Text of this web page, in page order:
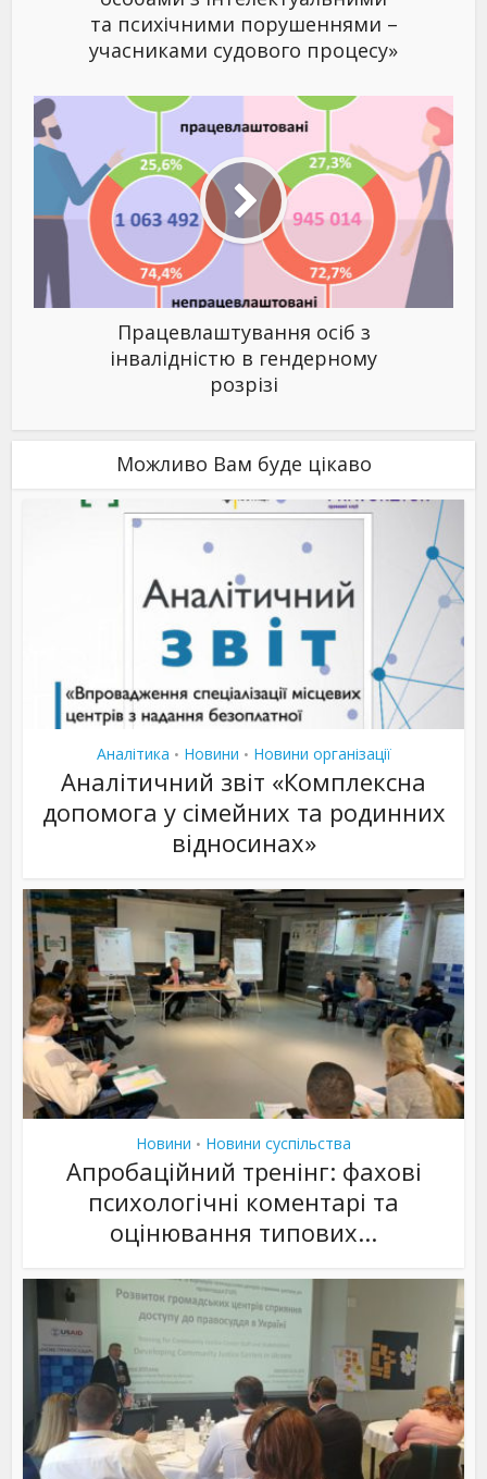
та психічними порушеннями –
учасниками судового процесу»
Працевлаштування осіб з
інвалідністю в гендерному
розрізі
Можливо Вам буде цікаво
Аналітика • Новини • Новини організації
Аналітичний звіт «Комплексна
допомога у сімейних та родинних
відносинах»
Новини • Новини суспільства
Апробаційний тренінг: фахові
психологічні коментарі та
оцінювання типових...